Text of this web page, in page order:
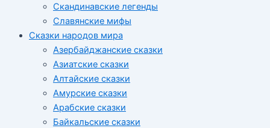
Скандинавские легенды
Славянские мифы
Сказки народов мира
Азербайджанские сказки
Азиатские сказки
Алтайские сказки
Амурские сказки
Арабские сказки
Байкальские сказки